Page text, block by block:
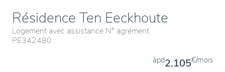
Résidence Ten Eeckhoute
Logement avec assistance N° agrément
PE342480
àpd2.105€/mois